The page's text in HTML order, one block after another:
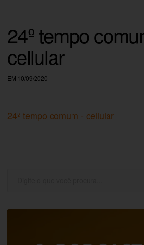
24º tempo
cellular
EM 10/09/2020
24º tempo comum - cellular